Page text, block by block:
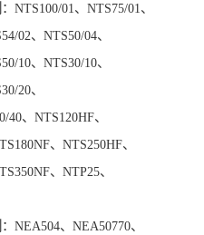
01、NTS75/01、
02、NTS50/04、
10、NTS30/10、
20、
40、NTS120HF、
、NTS250HF、
、NTP25、
、NEA50770、